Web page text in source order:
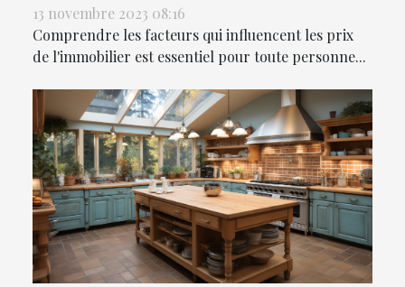
13 novembre 2023 08:16
Comprendre les facteurs qui influencent les prix
de l'immobilier est essentiel pour toute personne...